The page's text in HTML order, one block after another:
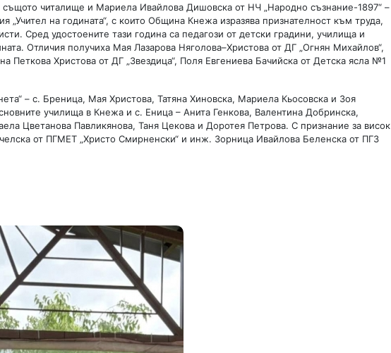
читалище и Мариела Ивайлова Дишовска от НЧ „Народно съзнание-1897“ –
на годината“, с които Община Кнежа изразява признателност към труда,
Сред удостоените тази година са педагози от детски градини, училища и
Отличия получиха Мая Лазарова Няголова–Христова от ДГ „Огнян Михайлов“,
Петкова Христова от ДГ „Звездица“, Поля Евгениева Бачийска от Детска ясла №1
– с. Бреница, Мая Христова, Татяна Хиновска, Мариела Кьосовска и Зоя
училища в Кнежа и с. Еница – Анита Генкова, Валентина Добринска,
Цветанова Павликянова, Таня Цекова и Доротея Петрова. С признание за висок
от ПГМЕТ „Христо Смирненски“ и инж. Зорница Ивайлова Беленска от ПГЗ